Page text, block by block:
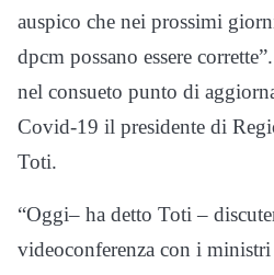
auspico che nei prossimi
dpcm possano essere
nel consueto punto di
Covid-19 il presidente di
Toti.
“Oggi– ha detto Toti –
videoconferenza con i ministri